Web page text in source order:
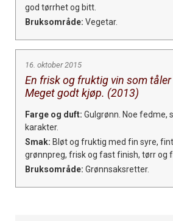
god tørrhet og bitt.
Bruksområde: Vegetar.
16. oktober 2015
En frisk og fruktig vin som tåler
Meget godt kjøp. (2013)
Farge og duft: Gulgrønn. Noe fedme,
karakter.
Smak: Bløt og fruktig med fin syre, fint
grønnpreg, frisk og fast finish, tørr og
Bruksområde: Grønnsaksretter.